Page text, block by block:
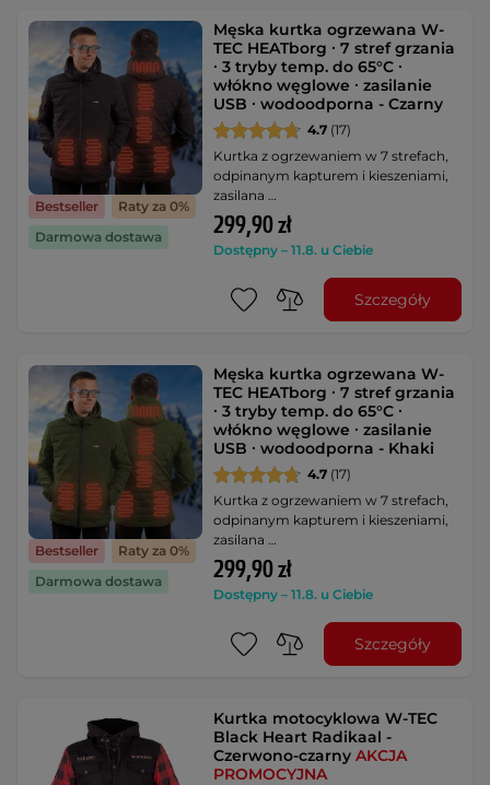
Bestseller
Raty za 0%
Darmowa dostawa
Męska kurtka ogrzewana W-
TEC HEATborg ∙ 7 stref grzania
∙ 3 tryby temp. do 65°C ∙
włókno węglowe ∙ zasilanie
USB ∙ wodoodporna - Czarny
4.7 (17)
Kurtka z ogrzewaniem w 7 strefach,
odpinanym kapturem i kieszeniami,
zasilana …
299,90 zł
Dostępny – 11.8. u Ciebie
Szczegóły
Bestseller
Raty za 0%
Darmowa dostawa
Męska kurtka ogrzewana W-
TEC HEATborg ∙ 7 stref grzania
∙ 3 tryby temp. do 65°C ∙
włókno węglowe ∙ zasilanie
USB ∙ wodoodporna - Khaki
4.7 (17)
Kurtka z ogrzewaniem w 7 strefach,
odpinanym kapturem i kieszeniami,
zasilana …
299,90 zł
Dostępny – 11.8. u Ciebie
Szczegóły
Kurtka motocyklowa W-TEC
Black Heart Radikaal -
Czerwono-czarnyAKCJA
PROMOCYJNA